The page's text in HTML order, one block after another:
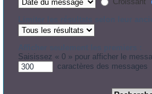
Saisissez « 0 » pour afficher le
caractères des messages